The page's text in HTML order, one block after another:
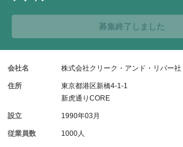
募集終了しました
会社名 株式会社クリーク・アンド・リバー社
住所
東京都港区新橋4-1-1
新虎通りCORE
設立 1990年03月
従業員数 1000人